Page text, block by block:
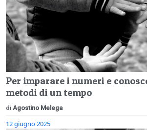
Per imparare i numeri e
metodi di un tempo
di Agostino Melega
12 giugno 2025